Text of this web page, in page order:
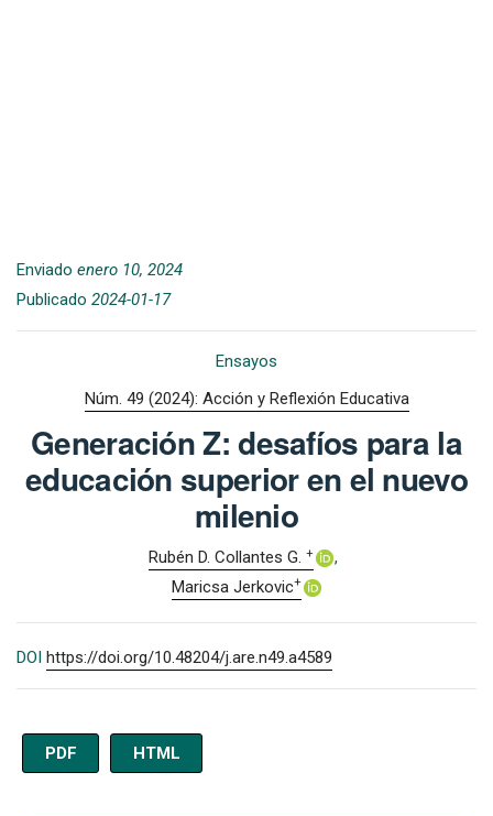
Enviado enero 10, 2024
Publicado 2024-01-17
Ensayos
Núm. 49 (2024): Acción y Reflexión Educativa
Generación Z: desafíos para la
educación superior en el nuevo
milenio
Rubén D. Collantes G. +
Maricsa Jerkovic+
DOI https://doi.org/10.48204/j.are.n49.a4589
PDF HTML